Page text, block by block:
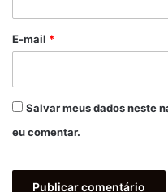
*
E-mail *
Salvar meus dados neste
eu comentar.